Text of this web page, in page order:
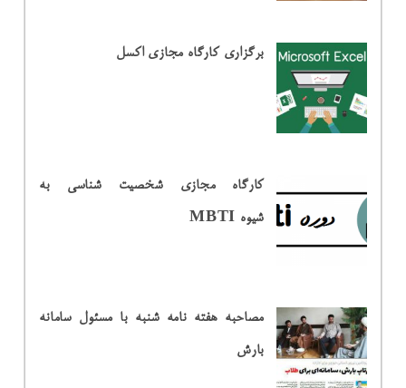
برگزاری کارگاه مجازی اکسل
کارگاه مجازی شخصیت شناسی به
شیوه MBTI
مصاحبه هفته نامه شنبه با مسئول سامانه
بارش